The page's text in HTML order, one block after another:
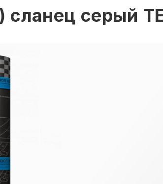
сланец серый